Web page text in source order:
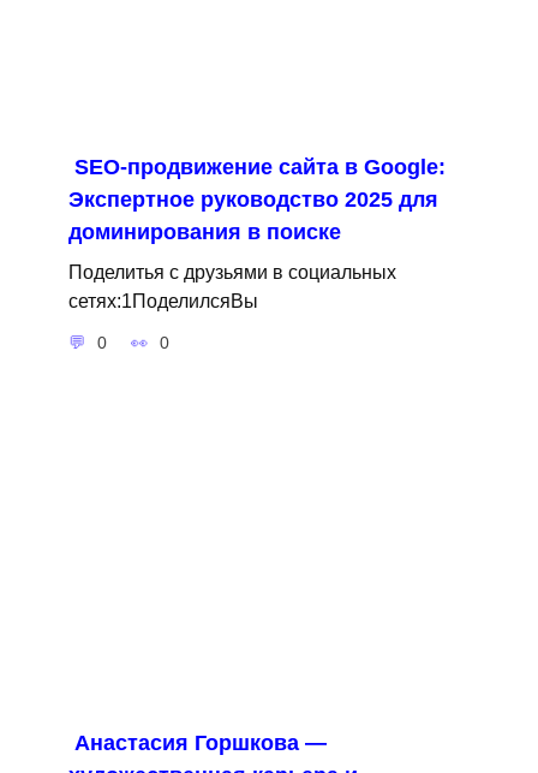
SEO-продвижение сайта в Google:
Экспертное руководство 2025 для
доминирования в поиске
Поделитья с друзьями в социальных
сетях:1ПоделилсяВы
0 0
Анастасия Горшкова —